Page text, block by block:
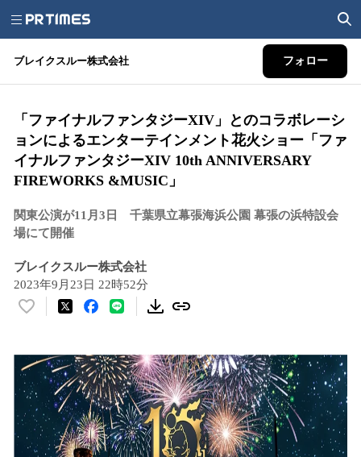
ブレイクスルー株式会社 フォロー
「ファイナルファンタジーXIV」とのコラボレーシ
ョンによるエンターテインメント花火ショー「ファ
イナルファンタジーXIV 10th ANNIVERSARY
FIREWORKS &MUSIC」
関東公演が11月3日 千葉県立幕張海浜公園 幕張の浜特設会
場にて開催
ブレイクスルー株式会社
2023年9月23日 22時52分
い
！
数
を
読
み
込